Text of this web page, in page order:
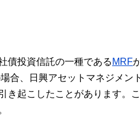
債投資信託の一種である MRF
合、日興アセットマネジメン
き起こしたことがあります。